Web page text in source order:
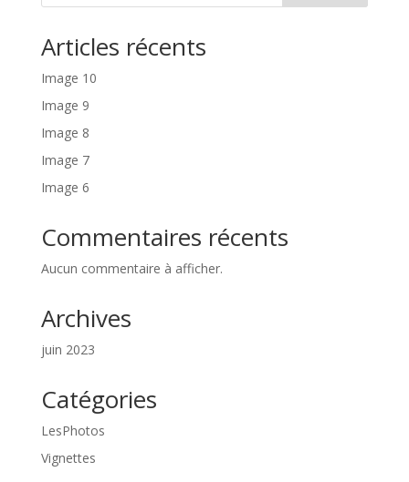
Articles récents
Image 10
Image 9
Image 8
Image 7
Image 6
Commentaires récents
Aucun commentaire à afficher.
Archives
juin 2023
Catégories
LesPhotos
Vignettes